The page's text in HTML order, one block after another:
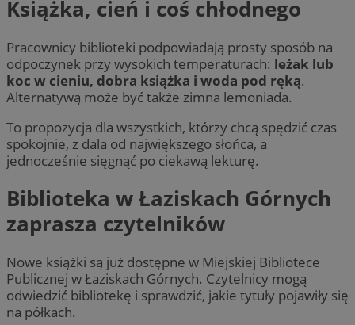
Książka, cień i coś chłodnego
Pracownicy biblioteki podpowiadają prosty sposób na
odpoczynek przy wysokich temperaturach: leżak lub
koc w cieniu, dobra książka i woda pod ręką.
Alternatywą może być także zimna lemoniada.
To propozycja dla wszystkich, którzy chcą spędzić czas
spokojnie, z dala od największego słońca, a
jednocześnie sięgnąć po ciekawą lekturę.
Biblioteka w Łaziskach Górnych
zaprasza czytelników
Nowe książki są już dostępne w Miejskiej Bibliotece
Publicznej w Łaziskach Górnych. Czytelnicy mogą
odwiedzić bibliotekę i sprawdzić, jakie tytuły pojawiły się
na półkach.